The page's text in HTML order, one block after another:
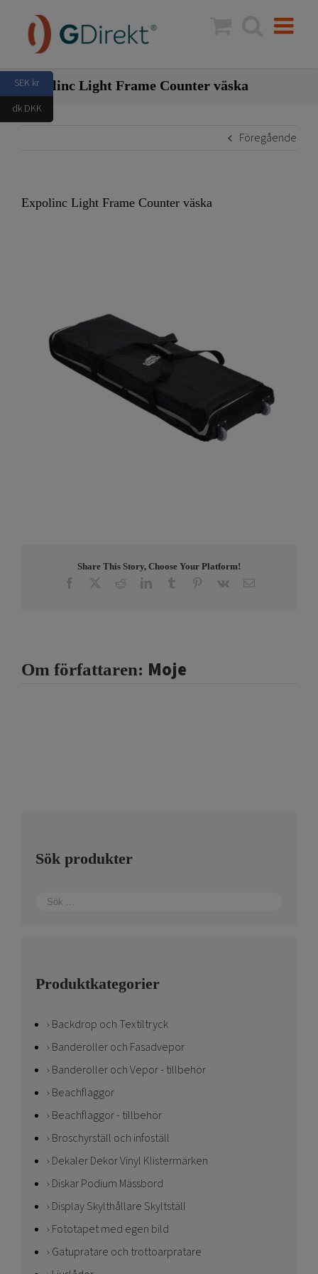
innehållet
Expolinc Light Frame Counter väska
Föregående
Expolinc Light Frame Counter väska
Share This Story, Choose Your Platform!
Facebook RedditLinkedInTumblr Pinterest
Vk E-
Om författaren: Moje
Sök produkter
Produktkategorier
Backdrop och Textiltryck
Banderoller och Fasadvepor
Banderoller och Vepor - tillbehör
Beachflaggor
Beachflaggor - tillbehör
Broschyrställ och infoställ
Dekaler Dekor Vinyl Klistermärken
Diskar Podium Mässbord
Display Skylthållare Skyltställ
Fototapet med egen bild
Gatupratare och trottoarpratare
SEK kr
dk DKK